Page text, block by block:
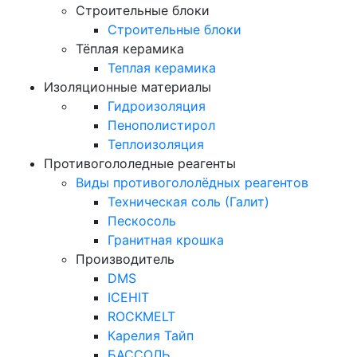
Строительные блоки
Строительные блоки
Тёплая керамика
Теплая керамика
Изоляционные материалы
Гидроизоляция
Пенополистирол
Теплоизоляция
Противогололедные реагенты
Виды противогололёдных реагентов
Техническая соль (Галит)
Пескосоль
Гранитная крошка
Производитель
DMS
ICEHIT
ROCKMELT
Карелия Тайп